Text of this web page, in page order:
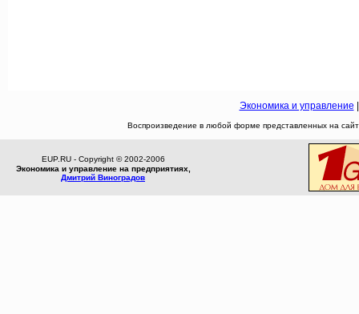
Экономика и управление
Воспроизведение в любой форме представленных на
EUP.RU - Copyright © 2002-2006
Экономика и управление на предприятиях,
Дмитрий Виноградов